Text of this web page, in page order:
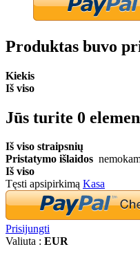
Produktas buvo
Kiekis
Iš viso
Jūs turite 0
Iš viso straipsnių
Pristatymo išlaidos
Iš viso
Tęsti apsipirkimą Kasa
Prisijungti
Valiuta : EUR